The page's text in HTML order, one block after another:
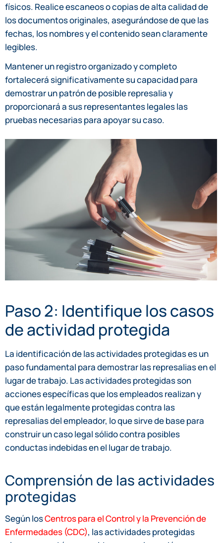
físicos. Realice escaneos o copias de alta calidad de
los documentos originales, asegurándose de que las
fechas, los nombres y el contenido sean claramente
legibles.
Mantener un registro organizado y completo
fortalecerá significativamente su capacidad para
demostrar un patrón de posible represalia y
proporcionará a sus representantes legales las
pruebas necesarias para apoyar su caso.
Paso 2: Identifique los casos
de actividad protegida
La identificación de las actividades protegidas es un
paso fundamental para demostrar las represalias en el
lugar de trabajo. Las actividades protegidas son
acciones específicas que los empleados realizan y
que están legalmente protegidas contra las
represalias del empleador, lo que sirve de base para
construir un caso legal sólido contra posibles
conductas indebidas en el lugar de trabajo.
Comprensión de las actividades
protegidas
Según losCentros para el Control y la Prevención de
Enfermedades (CDC), las actividades protegidas